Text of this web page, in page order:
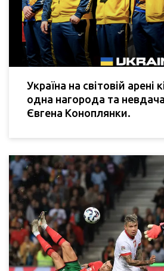
Україна на світовій арені
одна нагорода та
Євгена Коноплянки.